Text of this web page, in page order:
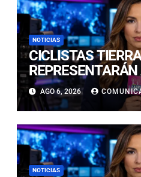
NOTICIAS
CICLISTAS
FINAL NACIONAL
DEPORTIVOS
AGO 6, 2026
NOTICIAS